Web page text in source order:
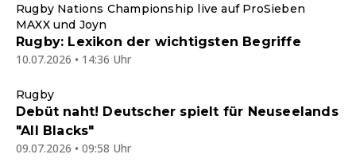
Rugby Nations Championship live auf ProSieben
MAXX und Joyn
Rugby: Lexikon der wichtigsten Begriffe
10.07.2026 • 14:36 Uhr
Rugby
Debüt naht! Deutscher spielt für Neuseelands
"All Blacks"
09.07.2026 • 09:58 Uhr